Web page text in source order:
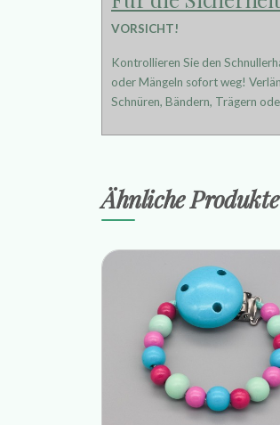
VORSICHT!
Kontrollieren Sie den
oder Mängeln sofort weg!
Schnüren, Bändern, Trägern
Ähnliche Produkte